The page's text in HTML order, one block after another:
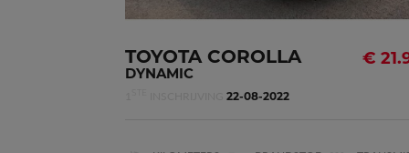
TOYOTA COROLLA
DYNAMIC
22-08-2022
€
Cilinderinhoud